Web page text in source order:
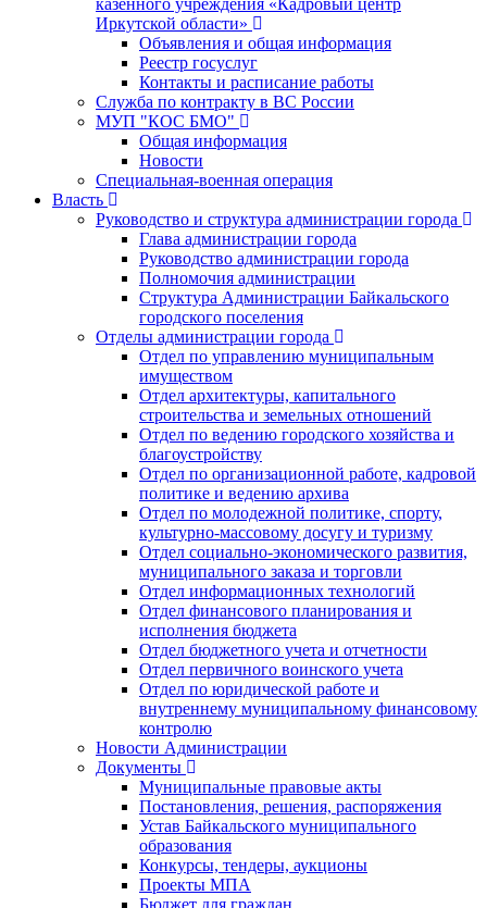
Иркутской области»
Объявления и общая информация
Реестр госуслуг
Контакты и расписание работы
Служба по контракту в ВС России
МУП "КОС БМО"
Общая информация
Новости
Специальная-военная операция
Власть
Руководство и структура администрации города
Глава администрации города
Руководство администрации города
Полномочия администрации
Структура Администрации Байкальского
городского поселения
Отделы администрации города
Отдел по управлению муниципальным
имуществом
Отдел архитектуры, капитального
строительства и земельных отношений
Отдел по ведению городского хозяйства и
благоустройству
Отдел по организационной работе, кадровой
политике и ведению архива
Отдел по молодежной политике, спорту,
культурно-массовому досугу и туризму
Отдел социально-экономического развития,
муниципального заказа и торговли
Отдел информационных технологий
Отдел финансового планирования и
исполнения бюджета
Отдел бюджетного учета и отчетности
Отдел первичного воинского учета
Отдел по юридической работе и
внутреннему муниципальному финансовому
контролю
Новости Администрации
Документы
Муниципальные правовые акты
Постановления, решения, распоряжения
Устав Байкальского муниципального
образования
Конкурсы, тендеры, аукционы
Проекты МПА
Бюджет для граждан